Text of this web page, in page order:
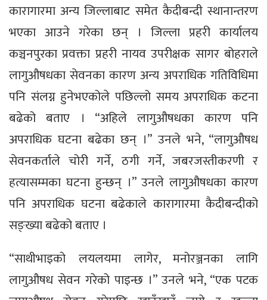
कारागारमा अन्य जिल्लाबाट समेत कैदीबन्दी स्थानान्तरण
भएका आउने गरेका छन् । जिल्ला प्रहरी कार्यालय
कञ्चनपुरका प्रवक्ता प्रहरी नायव उपरीक्षक सागर बोहराले
लागुऔषधका सेवनका कारण अन्य अपराधिक गतिविधिमा
पनि संलग्न हुनेभएकोले पछिल्लो समय अपराधिक कटना
बढेको बताए । “अहिले लागुऔषधका कारण पनि
अपराधिक घटना बढेका छन् ।” उनले भने, “लागुऔषध
सेवनकर्ताले चोरी गर्ने, ठगी गर्ने, जबरजस्तीकरणी र
हत्यासम्मका घटना हुन्छन् ।” उनले लागुऔषधका कारण
पनि अपराधिक घटना बढेकाले कारागारमा कैदीबन्दीको
सङ्ख्या बढेको बताए ।
“साथीभाइको लयलयमा लागेर, मनोरञ्जनका लागि
लागुऔषध सेवन गरेको पाइन्छ ।” उनले भने, “एक पटक